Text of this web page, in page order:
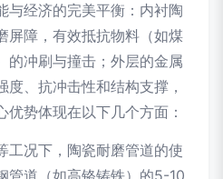
与经济的完美平衡：内衬陶
屏障，有效抵抗物料（如煤
的冲刷与撞击；外层的金属
、抗冲击性和结构支撑，
势体现在以下几个方面：
工况下，陶瓷耐磨管道的使
管道（如高铬铸铁）的5-10